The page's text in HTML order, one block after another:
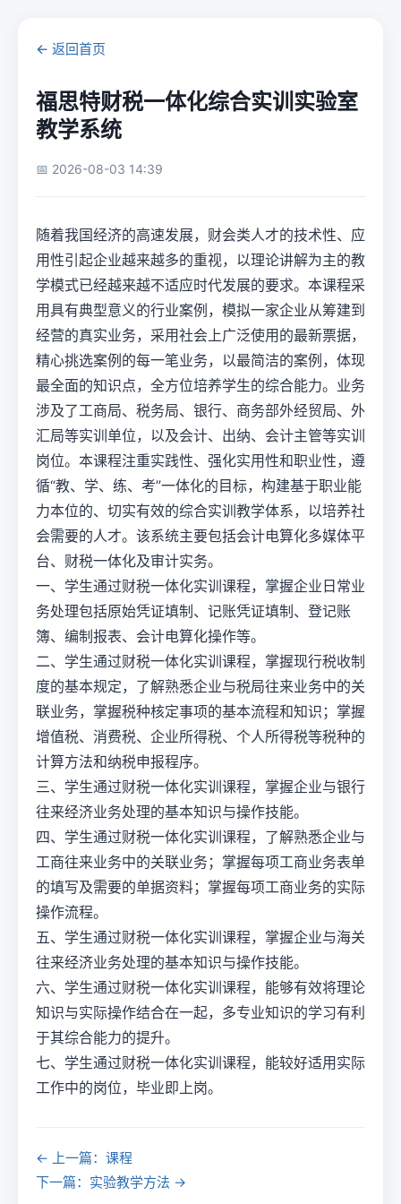
← 返回首页
福思特财税一体化综合实训实验室
教学系统
📅 2026-08-03 14:39
随着我国经济的高速发展，财会类人才的技术性、应
用性引起企业越来越多的重视，以理论讲解为主的教
学模式已经越来越不适应时代发展的要求。本课程采
用具有典型意义的行业案例，模拟一家企业从筹建到
经营的真实业务，采用社会上广泛使用的最新票据，
精心挑选案例的每一笔业务，以最简洁的案例，体现
最全面的知识点，全方位培养学生的综合能力。业务
涉及了工商局、税务局、银行、商务部外经贸局、外
汇局等实训单位，以及会计、出纳、会计主管等实训
岗位。本课程注重实践性、强化实用性和职业性，遵
循“教、学、练、考”一体化的目标，构建基于职业能
力本位的、切实有效的综合实训教学体系，以培养社
会需要的人才。该系统主要包括会计电算化多媒体平
台、财税一体化及审计实务。
一、学生通过财税一体化实训课程，掌握企业日常业
务处理包括原始凭证填制、记账凭证填制、登记账
簿、编制报表、会计电算化操作等。
二、学生通过财税一体化实训课程，掌握现行税收制
度的基本规定，了解熟悉企业与税局往来业务中的关
联业务，掌握税种核定事项的基本流程和知识；掌握
增值税、消费税、企业所得税、个人所得税等税种的
计算方法和纳税申报程序。
三、学生通过财税一体化实训课程，掌握企业与银行
往来经济业务处理的基本知识与操作技能。
四、学生通过财税一体化实训课程，了解熟悉企业与
工商往来业务中的关联业务；掌握每项工商业务表单
的填写及需要的单据资料；掌握每项工商业务的实际
操作流程。
五、学生通过财税一体化实训课程，掌握企业与海关
往来经济业务处理的基本知识与操作技能。
六、学生通过财税一体化实训课程，能够有效将理论
知识与实际操作结合在一起，多专业知识的学习有利
于其综合能力的提升。
七、学生通过财税一体化实训课程，能较好适用实际
工作中的岗位，毕业即上岗。
← 上一篇：课程
下一篇：实验教学方法 →